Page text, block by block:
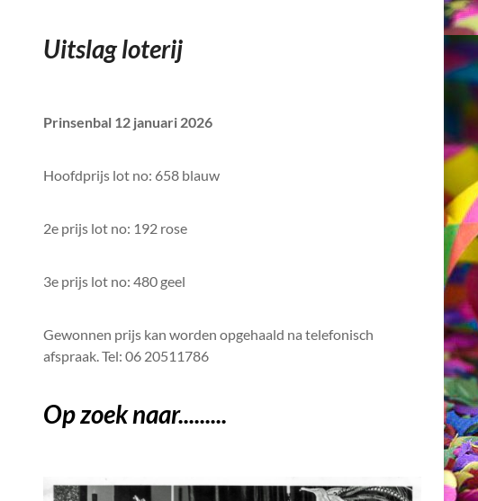
Uitslag loterij
Prinsenbal 12 januari 2026
Hoofdprijs lot no: 658 blauw
2e prijs lot no: 192 rose
3e prijs lot no: 480 geel
Gewonnen prijs kan worden opgehaald na telefonisch
afspraak. Tel: 06 20511786
Op zoek naar.........